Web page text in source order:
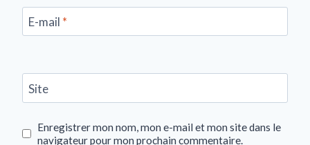
E-mail *
Site
Enregistrer mon nom, mon e-mail et mon site dans le
navigateur pour mon prochain commentaire.